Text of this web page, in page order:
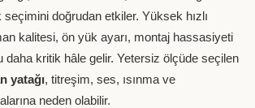
doğrudan etkiler. Yüksek hızlı
kalitesi, ön yük ayarı, montaj hassasiyeti
daha kritik hâle gelir. Yetersiz ölçüde seçilen
yatağı, titreşim, ses, ısınma ve
neden olabilir.